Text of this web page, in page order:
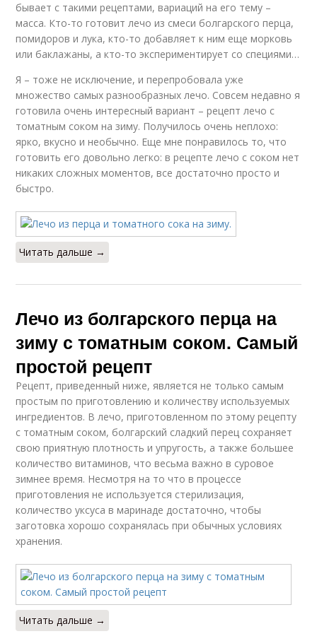
бывает с такими рецептами, вариаций на его тему –
масса. Кто-то готовит лечо из смеси болгарского перца,
помидоров и лука, кто-то добавляет к ним еще морковь
или баклажаны, а кто-то экспериментирует со специями…
Я – тоже не исключение, и перепробовала уже
множество самых разнообразных лечо. Совсем недавно я
готовила очень интересный вариант – рецепт лечо с
томатным соком на зиму. Получилось очень неплохо:
ярко, вкусно и необычно. Еще мне понравилось то, что
готовить его довольно легко: в рецепте лечо с соком нет
никаких сложных моментов, все достаточно просто и
быстро.
Читать дальше →
Лечо из болгарского перца на
зиму с томатным соком. Самый
простой рецепт
Рецепт, приведенный ниже, является не только самым
простым по приготовлению и количеству используемых
ингредиентов. В лечо, приготовленном по этому рецепту
с томатным соком, болгарский сладкий перец сохраняет
свою приятную плотность и упругость, а также большее
количество витаминов, что весьма важно в суровое
зимнее время. Несмотря на то что в процессе
приготовления не используется стерилизация,
количество уксуса в маринаде достаточно, чтобы
заготовка хорошо сохранялась при обычных условиях
хранения.
Читать дальше →